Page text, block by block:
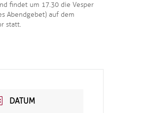
findet um 17.30 die Vesper
Abendgebet) auf dem
statt.
DATUM